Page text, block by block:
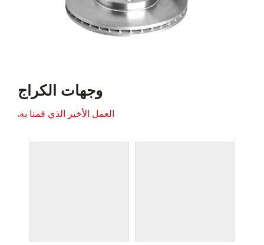
وجهات الكراج
العمل الأخير الذي قمنا به.